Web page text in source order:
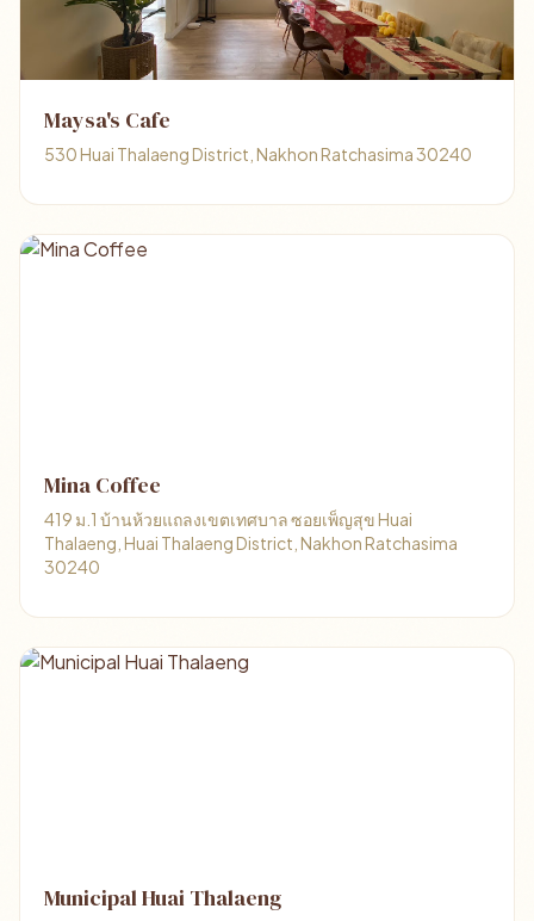
Maysa's Cafe
530 Huai Thalaeng District, Nakhon Ratchasima 30240
Mina Coffee
419 ม.1 บ้านห้วยแถลงเขตเทศบาล ซอยเพ็ญสุข Huai
Thalaeng, Huai Thalaeng District, Nakhon Ratchasima
30240
Municipal Huai Thalaeng